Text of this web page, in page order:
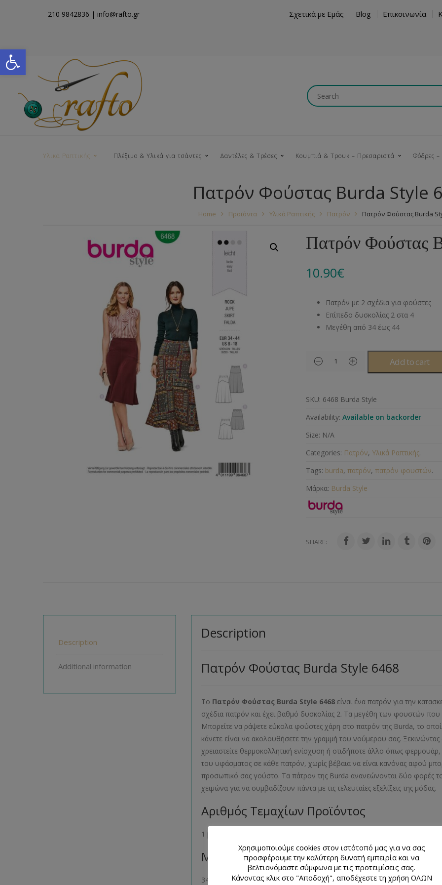
Open toolbar
210 9842836 | info@rafto.gr Σχετικά με Εμάς Blog Επικοινωνία
Υλικά Ραπτικής Πλέξιμο & Υλικά για τσάντες
Νήματα για Τσάντες Κουμπώματα
Χερούλια Τσάντας
Ιμάντες Μεταλλικά Εξαρτήματα
Νήματα
Αξεσουάρ
Δαντέλες & Τρέσες
Βαμβακερές
Ελαστικές
Κρόσια
Φυτίλια- Κορδόνια
Διάφορες Τρέσες
Κουμπιά & Τρουκ – Πρεσαριστά
Ξύλινα
Πουκαμίσου
Στρας
Μοντγκόμερι
Άλλα Υλικά
Φόδρες
Πατρόν Φούστας Burda Style
Home Προϊόντα Υλικά Ραπτικής Πατρόν Πατρόν Φούστας Burda
Πατρόν Φούστας
10.90€
Πατρόν με 2 σχέδια για φούστες
Επίπεδο δυσκολίας 2 στα 4
Μεγέθη από 34 έως 44
Add to cart
SKU: 6468 Burda Style
Availability: Available on backorder
Size: N/A
Categories: Πατρόν, Υλικά Ραπτικής.
Tags: burda,πατρόν,πατρόν φουστών.
Μάρκα: Burda Style
SHARE:
Description
Additional information
Description
Πατρόν Φούστας Burda Style 6468
Το Πατρόν Φούστας Burda Style 6468 είναι ένα πατρόν για την
σχέδια πατρόν και έχει βαθμό δυσκολίας 2. Τα μεγέθη των φουστών που
Μπορείτε να ράψετε εύκολα φούστες χάρη στο πατρόν της Burda, το
κάνετε είναι να ακολουθήσετε την γραμμή του νούμερου σας.
χρειαστείτε θερμοκολλητική ενίσχυση ή οτιδήποτε άλλο όπως
του υφάσματος σε κάθε πατρόν, χωρίς βέβαια να είναι κανόνας αφού
προσωπικό σας γούστο. Τα πάτρον της Burda ανανεώνονται δύο φορές
χειμώνα για να συμβαδίζουν πάντα με τις τελευταίες εξελίξεις της
Αριθμός Τεμαχίων Προϊόντος
1 βιβλιαράκι με 2 σχέδια πατρόν
Μέγεθος Προϊόντος
34- 36- 38- 40- 42- 44
Χρησιμοποιούμε cookies στον ιστότοπό μας για να σας
προσφέρουμε την καλύτερη δυνατή εμπειρία και να
βελτιονόμαστε σύμφωνα με τις προτειμίσεις σας.
Κάνοντας κλικ στο "Αποδοχή", αποδέχεστε τη χρήση ΟΛΩΝ